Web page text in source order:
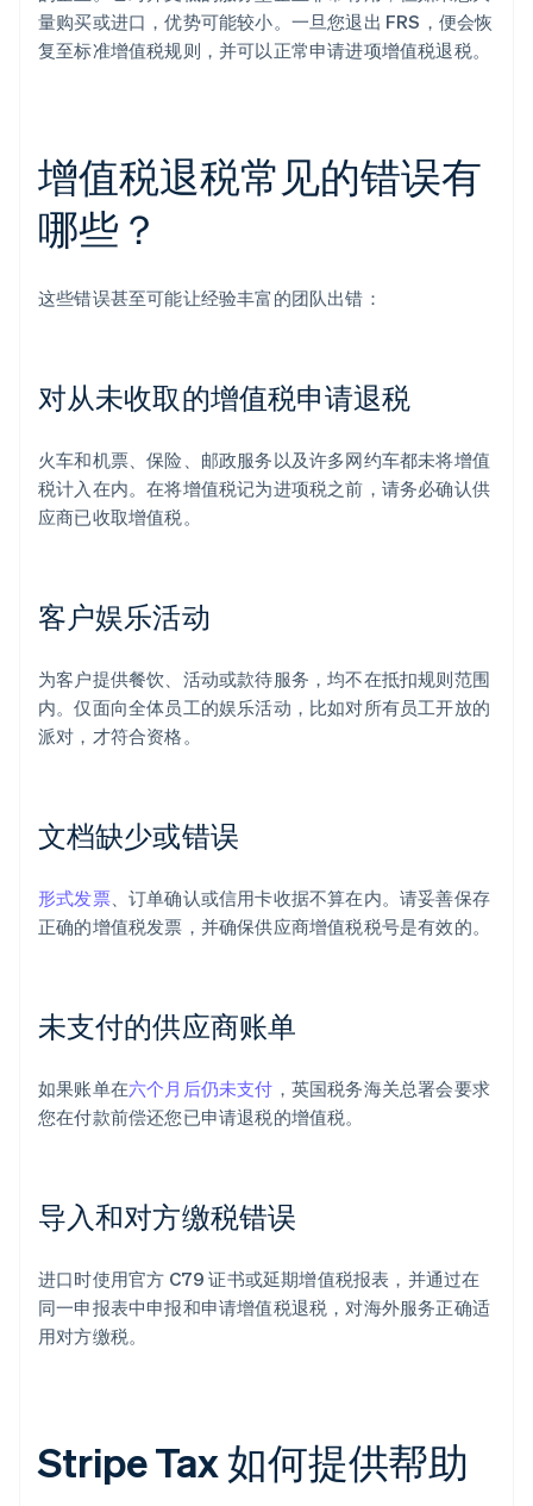
量购买或进口，优势可能较小。一旦您退出 FRS，便会恢
复至标准增值税规则，并可以正常申请进项增值税退税。
增值税退税常见的错误有
哪些？
这些错误甚至可能让经验丰富的团队出错：
对从未收取的增值税申请退税
火车和机票、保险、邮政服务以及许多网约车都未将增值
税计入在内。在将增值税记为进项税之前，请务必确认供
应商已收取增值税。
客户娱乐活动
为客户提供餐饮、活动或款待服务，均不在抵扣规则范围
内。仅面向全体员工的娱乐活动，比如对所有员工开放的
派对，才符合资格。
文档缺少或错误
形式发票、订单确认或信用卡收据不算在内。请妥善保存
正确的增值税发票，并确保供应商增值税税号是有效的。
未支付的供应商账单
如果账单在六个月后仍未支付 ，英国税务海关总署会要求
您在付款前偿还您已申请退税的增值税。
导入和对方缴税错误
进口时使用官方 C79 证书或延期增值税报表，并通过在
同一申报表中申报和申请增值税退税，对海外服务正确适
用对方缴税。
Stripe Tax 如何提供帮助